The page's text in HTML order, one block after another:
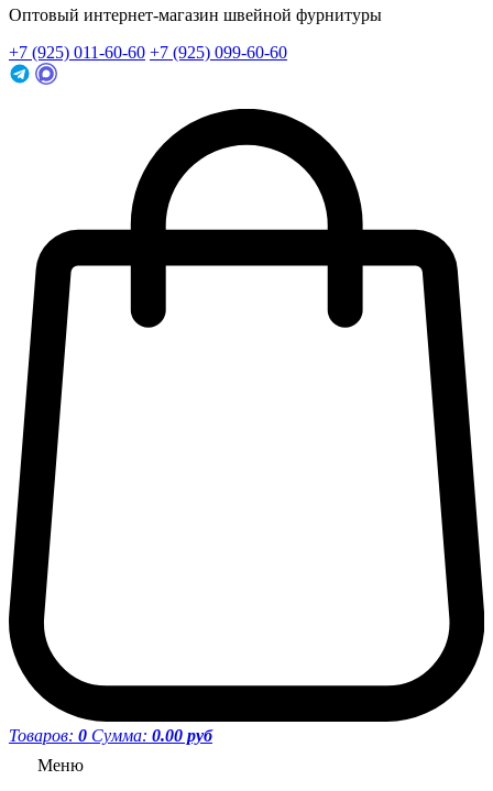
Оптовый интернет-магазин швейной фурнитуры
+7 (925) 011-60-60 +7 (925) 099-60-60
Товаров: 0 Сумма: 0.00 руб
Меню